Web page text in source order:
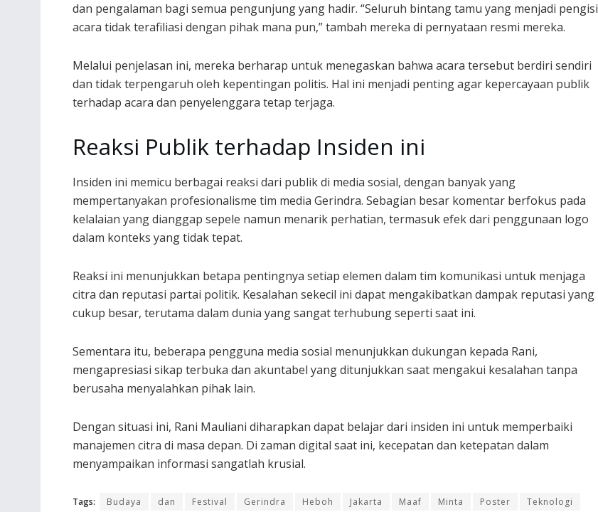
dan pengalaman bagi semua pengunjung yang hadir. “Seluruh bintang tamu yang menjadi pengisi
acara tidak terafiliasi dengan pihak mana pun,” tambah mereka di pernyataan resmi mereka.
Melalui penjelasan ini, mereka berharap untuk menegaskan bahwa acara tersebut berdiri sendiri
dan tidak terpengaruh oleh kepentingan politis. Hal ini menjadi penting agar kepercayaan publik
terhadap acara dan penyelenggara tetap terjaga.
Reaksi Publik terhadap Insiden ini
Insiden ini memicu berbagai reaksi dari publik di media sosial, dengan banyak yang
mempertanyakan profesionalisme tim media Gerindra. Sebagian besar komentar berfokus pada
kelalaian yang dianggap sepele namun menarik perhatian, termasuk efek dari penggunaan logo
dalam konteks yang tidak tepat.
Reaksi ini menunjukkan betapa pentingnya setiap elemen dalam tim komunikasi untuk menjaga
citra dan reputasi partai politik. Kesalahan sekecil ini dapat mengakibatkan dampak reputasi yang
cukup besar, terutama dalam dunia yang sangat terhubung seperti saat ini.
Sementara itu, beberapa pengguna media sosial menunjukkan dukungan kepada Rani,
mengapresiasi sikap terbuka dan akuntabel yang ditunjukkan saat mengakui kesalahan tanpa
berusaha menyalahkan pihak lain.
Dengan situasi ini, Rani Mauliani diharapkan dapat belajar dari insiden ini untuk memperbaiki
manajemen citra di masa depan. Di zaman digital saat ini, kecepatan dan ketepatan dalam
menyampaikan informasi sangatlah krusial.
Tags: Budaya dan Festival Gerindra Heboh Jakarta Maaf Minta Poster Teknologi